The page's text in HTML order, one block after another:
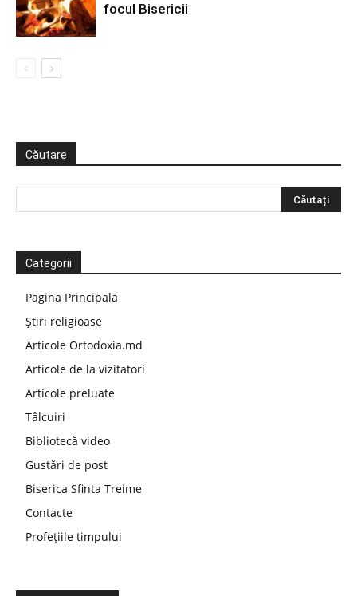
focul Bisericii
Căutare
Categorii
Pagina Principala
Știri religioase
Articole Ortodoxia.md
Articole de la vizitatori
Articole preluate
Tâlcuiri
Bibliotecă video
Gustări de post
Biserica Sfinta Treime
Contacte
Profețiile timpului